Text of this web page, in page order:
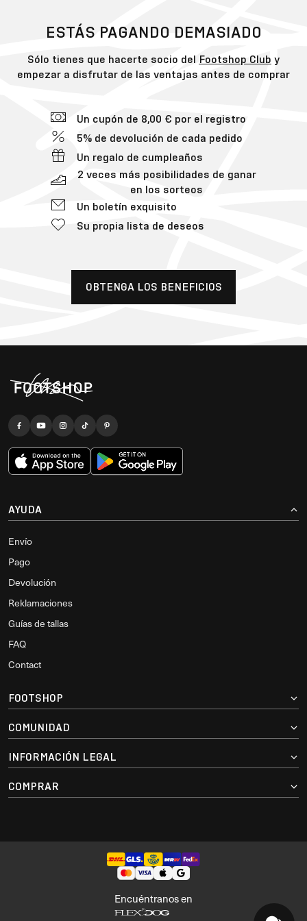
ESTÁS PAGANDO DEMASIADO
Sólo tienes que hacerte socio del Footshop Club y
empezar a disfrutar de las ventajas antes de comprar
Un cupón de 8,00 € por el registro
5% de devolución de cada pedido
Un regalo de cumpleaños
2 veces más posibilidades de ganar
en los sorteos
Un boletín exquisito
Su propia lista de deseos
OBTENGA LOS BENEFICIOS
AYUDA
Envío
Pago
Devolución
Reklamaciones
Guías de tallas
FAQ
Contact
FOOTSHOP
COMUNIDAD
INFORMACIÓN LEGAL
COMPRAR
Encuéntranos en